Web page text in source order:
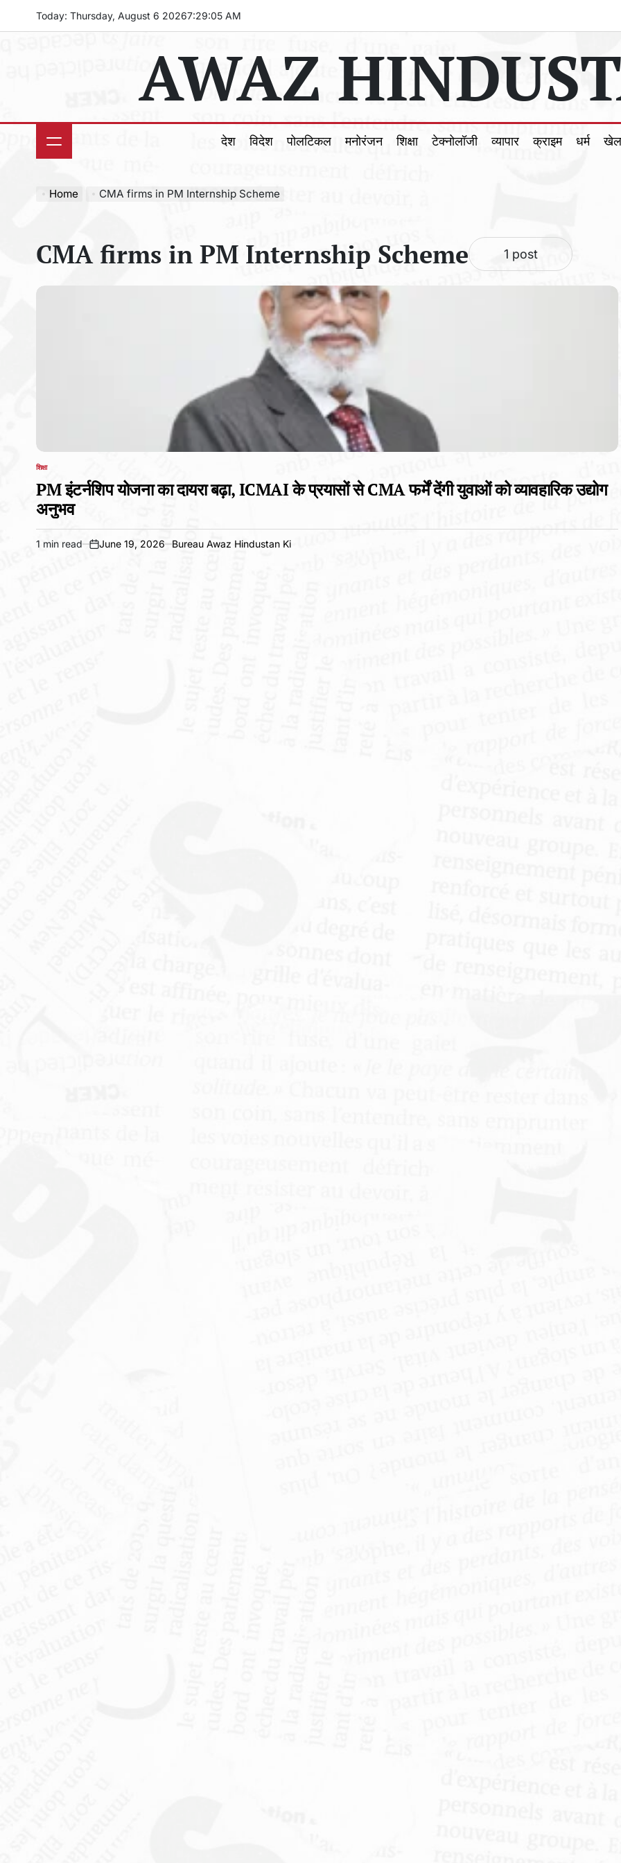
Today: Thursday, August 6 20267:29:06 AM
AWAZ
देश विदेश पोलटिकल मनोरंजन शिक्षा टेक्नोलॉजी व्यापार क्राइम धर्म खेल
Home CMA firms in PM Internship Scheme
CMA firms in PM Internship Scheme 1 post
POSTED
शिक्षा
PM इंटर्नशिप योजना का दायरा बढ़ा, ICMAI के प्रयासों से CMA फर्में देंगी युवाओं को व्यावहारिक उद्योग
अनुभव
Estimated
1 min read
on
June 19, 2026 Bureau Awaz Hindustan Ki